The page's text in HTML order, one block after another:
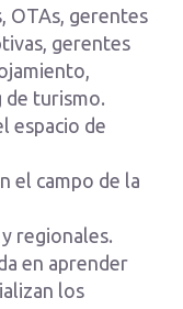
OTAs, gerentes
gerentes
de turismo.
espacio de
el campo de la
regionales.
en aprender
los